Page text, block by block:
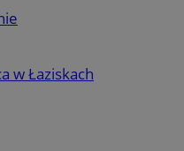
w Łaziskach